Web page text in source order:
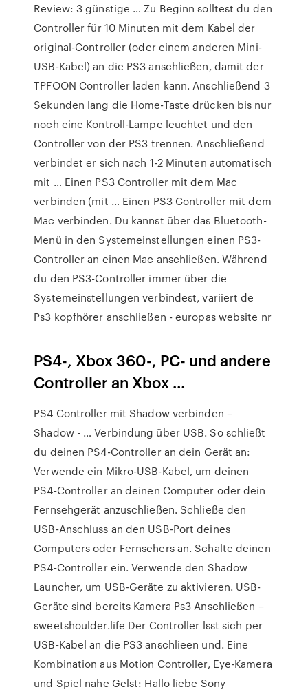
Review: 3 günstige … Zu Beginn solltest du den
Controller für 10 Minuten mit dem Kabel der
original-Controller (oder einem anderen Mini-
USB-Kabel) an die PS3 anschließen, damit der
TPFOON Controller laden kann. Anschließend 3
Sekunden lang die Home-Taste drücken bis nur
noch eine Kontroll-Lampe leuchtet und den
Controller von der PS3 trennen. Anschließend
verbindet er sich nach 1-2 Minuten automatisch
mit … Einen PS3 Controller mit dem Mac
verbinden (mit … Einen PS3 Controller mit dem
Mac verbinden. Du kannst über das Bluetooth-
Menü in den Systemeinstellungen einen PS3-
Controller an einen Mac anschließen. Während
du den PS3-Controller immer über die
Systemeinstellungen verbindest, variiert de
Ps3 kopfhörer anschließen - europas website nr
PS4-, Xbox 360-, PC- und andere
Controller an Xbox …
PS4 Controller mit Shadow verbinden –
Shadow - … Verbindung über USB. So schließt
du deinen PS4-Controller an dein Gerät an:
Verwende ein Mikro-USB-Kabel, um deinen
PS4-Controller an deinen Computer oder dein
Fernsehgerät anzuschließen. Schließe den
USB-Anschluss an den USB-Port deines
Computers oder Fernsehers an. Schalte deinen
PS4-Controller ein. Verwende den Shadow
Launcher, um USB-Geräte zu aktivieren. USB-
Geräte sind bereits Kamera Ps3 Anschließen –
sweetshoulder.life Der Controller lsst sich per
USB-Kabel an die PS3 anschlieen und. Eine
Kombination aus Motion Controller, Eye-Kamera
und Spiel nahe Gelst: Hallo liebe Sony